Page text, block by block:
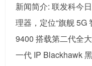
新闻简介: 联发科今
理器，定位“旗舰 5G
9400 搭载第二代全
一代 IP Blackhawk